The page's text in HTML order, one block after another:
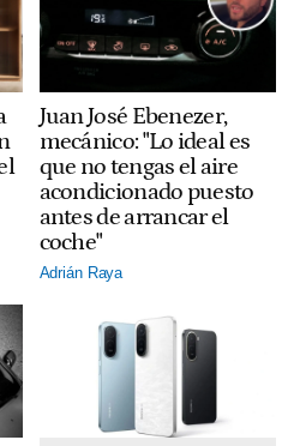
Juan José Ebenezer,
mecánico: "Lo ideal es
que no tengas el aire
acondicionado puesto
antes de arrancar el
coche"
Adrián Raya